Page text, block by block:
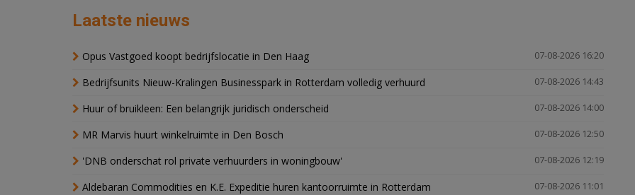
Laatste nieuws
07-08-2026 16:20
Opus Vastgoed koopt bedrijfslocatie in Den Haag
07-08-2026 14:43
Bedrijfsunits Nieuw-Kralingen Businesspark in Rotterdam volledig verhuurd
07-08-2026 14:00
Huur of bruikleen: Een belangrijk juridisch onderscheid
07-08-2026 12:50
MR Marvis huurt winkelruimte in Den Bosch
07-08-2026 12:19
'DNB onderschat rol private verhuurders in woningbouw'
07-08-2026 11:01
Aldebaran Commodities en K.E. Expeditie huren kantoorruimte in Rotterdam